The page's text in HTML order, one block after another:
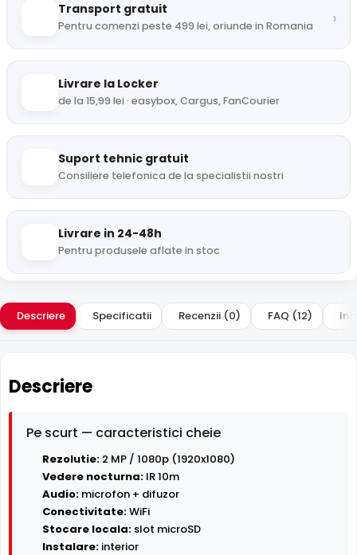
Transport gratuit
Pentru comenzi peste 499 lei, oriunde in Romania ›
Livrare la Locker
de la 15,99 lei · easybox, Cargus, FanCourier
Suport tehnic gratuit
Consiliere telefonica de la specialistii nostri
Livrare in 24-48h
Pentru produsele aflate in stoc
Descriere Specificatii Recenzii (0) FAQ (12)
Descriere
Pe scurt — caracteristici cheie
Rezolutie: 2 MP / 1080p (1920x1080)
Vedere nocturna: IR 10m
Audio: microfon + difuzor
Conectivitate:WiFi
Stocare locala: slot microSD
Instalare: interior